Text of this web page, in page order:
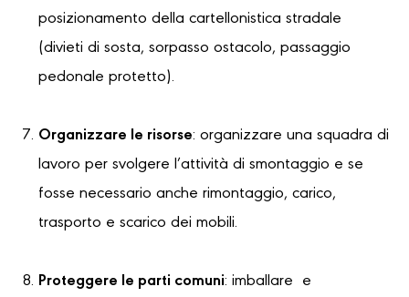
posizionamento della cartellonistica stradale
(divieti di sosta, sorpasso ostacolo, passaggio
pedonale protetto).
Organizzare le risorse: organizzare una squadra di
lavoro per svolgere l’attività di smontaggio e se
fosse necessario anche rimontaggio, carico,
trasporto e scarico dei mobili.
Proteggere le parti comuni: imballare e